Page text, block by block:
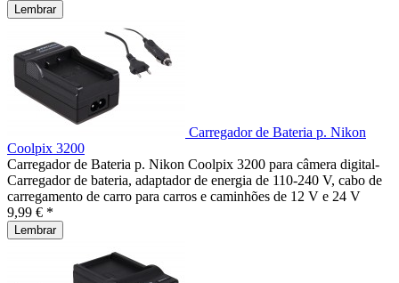
Lembrar
Carregador de Bateria p. Nikon
Coolpix 3200
Carregador de Bateria p. Nikon Coolpix 3200 para câmera digital-
Carregador de bateria, adaptador de energia de 110-240 V, cabo de
carregamento de carro para carros e caminhões de 12 V e 24 V
9,99 € *
Lembrar